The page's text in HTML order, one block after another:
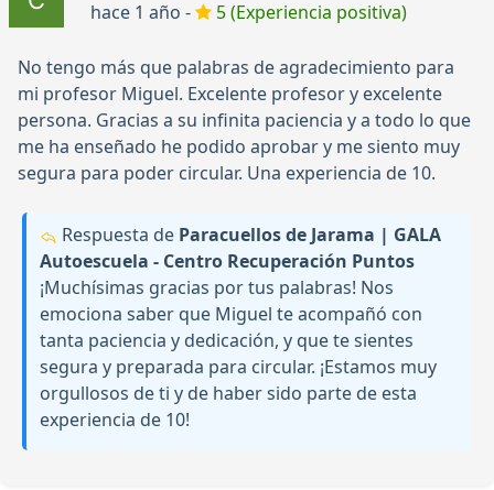
hace 1 año -
5 (Experiencia positiva)
No tengo más que palabras de agradecimiento para
mi profesor Miguel. Excelente profesor y excelente
persona. Gracias a su infinita paciencia y a todo lo que
me ha enseñado he podido aprobar y me siento muy
segura para poder circular. Una experiencia de 10.
Respuesta de Paracuellos de Jarama | GALA
Autoescuela - Centro Recuperación Puntos
¡Muchísimas gracias por tus palabras! Nos
emociona saber que Miguel te acompañó con
tanta paciencia y dedicación, y que te sientes
segura y preparada para circular. ¡Estamos muy
orgullosos de ti y de haber sido parte de esta
experiencia de 10!